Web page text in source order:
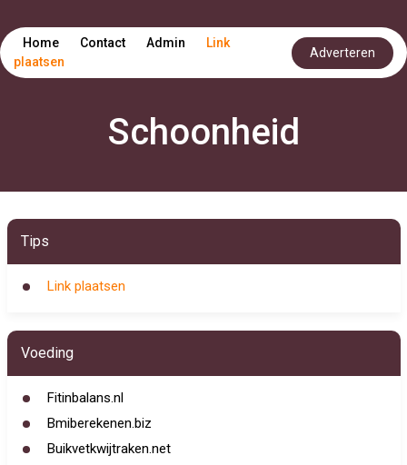
Home Contact Admin
Link
plaatsen
Adverteren
Schoonheid
Tips
Link plaatsen
Voeding
Fitinbalans.nl
Bmiberekenen.biz
Buikvetkwijtraken.net